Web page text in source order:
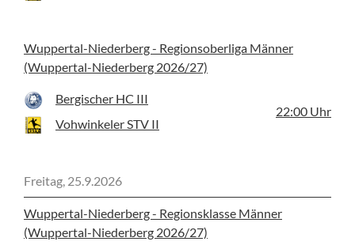
Wuppertal-Niederberg - Regionsoberliga Männer
(Wuppertal-Niederberg 2026/27)
Bergischer HC III
Vohwinkeler STV II
22:00 Uhr
Freitag, 25.9.2026
Wuppertal-Niederberg - Regionsklasse Männer
(Wuppertal-Niederberg 2026/27)